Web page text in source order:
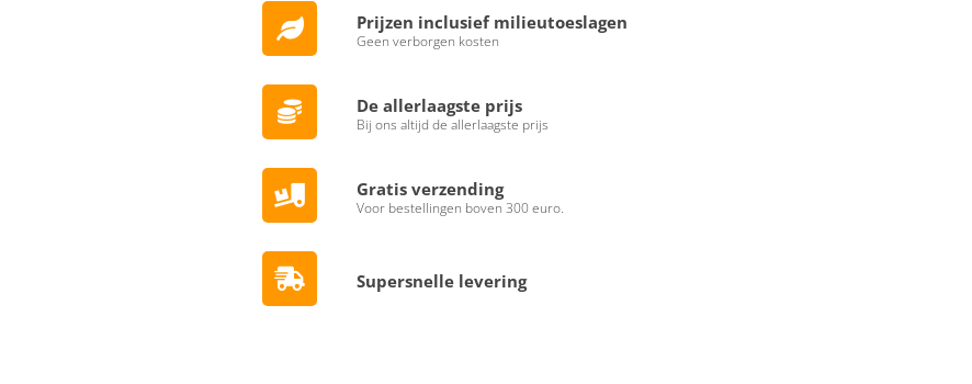
Prijzen inclusief milieutoeslagen
Geen verborgen kosten
De allerlaagste prijs
Bij ons altijd de allerlaagste prijs
Gratis verzending
Voor bestellingen boven 300 euro.
Supersnelle levering